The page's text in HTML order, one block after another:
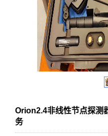
Orion2.4非线性节点探测
务